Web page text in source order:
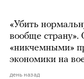
«Убить
вообще страну».
«никчемными»
экономики на
день назад